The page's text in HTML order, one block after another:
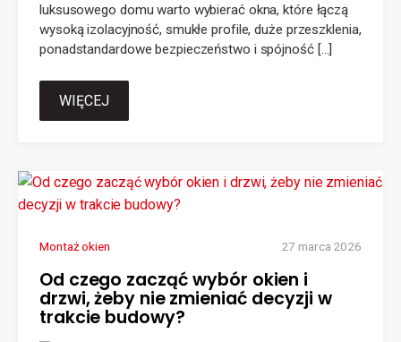
luksusowego domu warto wybierać okna, które łączą
wysoką izolacyjność, smukłe profile, duże przeszklenia,
ponadstandardowe bezpieczeństwo i spójność […]
WIĘCEJ
Montaż okien 27 marca 2026
Od czego zacząć wybór okien i
drzwi, żeby nie zmieniać decyzji w
trakcie budowy?